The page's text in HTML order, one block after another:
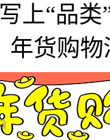
“品类”
年货购